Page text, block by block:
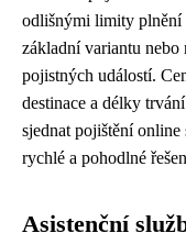
odlišnými limity plnění
základní variantu nebo
pojistných událostí.
destinace a délky
sjednat pojištění
rychlé a pohodlné
Asistenční